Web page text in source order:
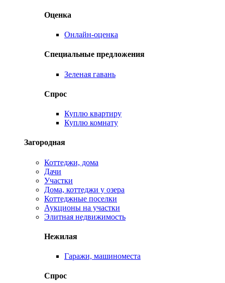
Оценка
Онлайн-оценка
Специальные предложения
Зеленая гавань
Спрос
Куплю квартиру
Куплю комнату
Загородная
Коттеджи, дома
Дачи
Участки
Дома, коттеджи у озера
Коттеджные поселки
Аукционы на участки
Элитная недвижимость
Нежилая
Гаражи, машиноместа
Спрос